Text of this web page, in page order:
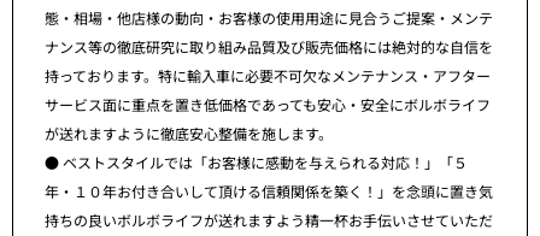
態・相場・他店様の動向・お客様の使用用途に見合うご提案・メンテ
ナンス等の徹底研究に取り組み品質及び販売価格には絶対的な自信を
持っております。特に輸入車に必要不可欠なメンテナンス・アフター
サービス面に重点を置き低価格であっても安心・安全にボルボライフ
が送れますように徹底安心整備を施します。
● ベストスタイルでは「お客様に感動を与えられる対応！」「５
年・１０年お付き合いして頂ける信頼関係を築く！」を念頭に置き気
持ちの良いボルボライフが送れますよう精一杯お手伝いさせていただ